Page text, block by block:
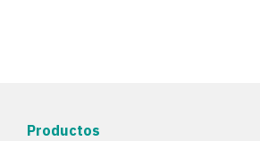
Productos